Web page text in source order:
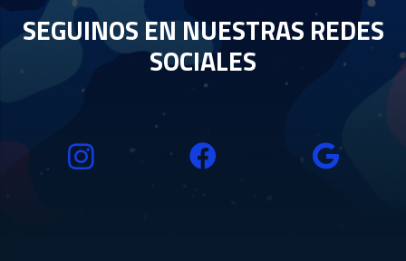
SEGUINOS EN NUESTRAS REDES
SOCIALES